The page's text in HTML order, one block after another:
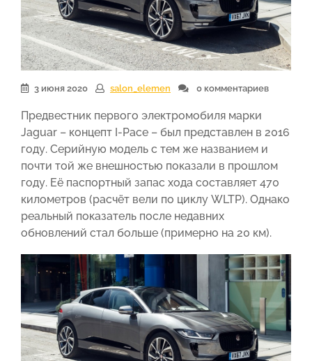
3 июня 2020 salon_elemen 0 комментариев
Предвестник первого электромобиля марки
Jaguar – концепт I-Pace – был представлен в 2016
году. Серийную модель с тем же названием и
почти той же внешностью показали в прошлом
году. Её паспортный запас хода составляет 470
километров (расчёт вели по циклу WLTP). Однако
реальный показатель после недавних
обновлений стал больше (примерно на 20 км).